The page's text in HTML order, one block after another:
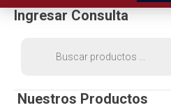
Ingresar Consulta
Nuestros Productos